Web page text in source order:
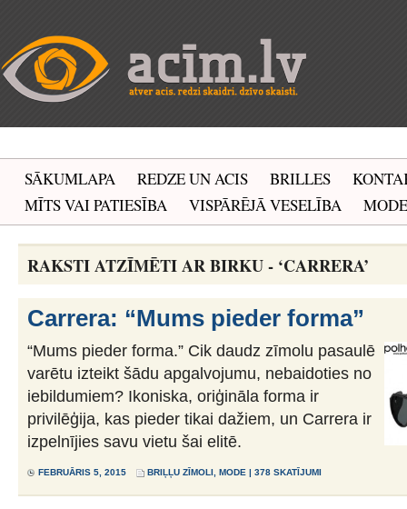
SĀKUMLAPA REDZE UN ACIS BRILLES
MĪTS VAI PATIESĪBA
VISPĀRĒJĀ VESELĪBA MODE
RAKSTI ATZĪMĒTI AR BIRKU - ‘CARRERA’
Carrera: “Mums pieder forma”
“Mums pieder forma.” Cik daudz zīmolu pasaulē
varētu izteikt šādu apgalvojumu, nebaidoties no
iebildumiem? Ikoniska, oriģināla forma ir
privilēģija, kas pieder tikai dažiem, un Carrera ir
izpelnījies savu vietu šai elitē.
FEBRUĀRIS 5, 2015 BRIĻĻU ZĪMOLI MODE | 378 SKATĪJUMI